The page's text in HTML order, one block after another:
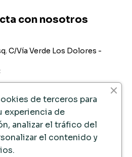
con nosotros
C/Vía Verde Los Dolores -
de terceros para
experiencia de
analizar el tráfico del
el contenido y